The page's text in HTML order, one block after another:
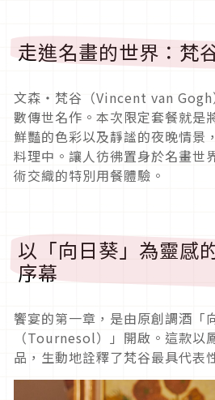
走進名畫的世界：梵
文森・梵谷（Vincent van
數傳世名作。本次限定套餐就是
鮮豔的色彩以及靜謐的夜晚情景
料理中。讓人彷彿置身於名畫世
術交織的特別用餐體驗。
以「向日葵」為靈感
序幕
饗宴的第一章，是由原創調酒「
（Tournesol）」開啟。這款以
品，生動地詮釋了梵谷最具代表